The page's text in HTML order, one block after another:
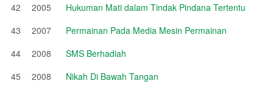
42
2005
Hukuman Mati dalam Tindak Pindana Tertentu
43
2007
Permainan Pada Media Mesin Permainan
44
2008
SMS Berhadiah
45
2008
Nikah Di Bawah Tangan